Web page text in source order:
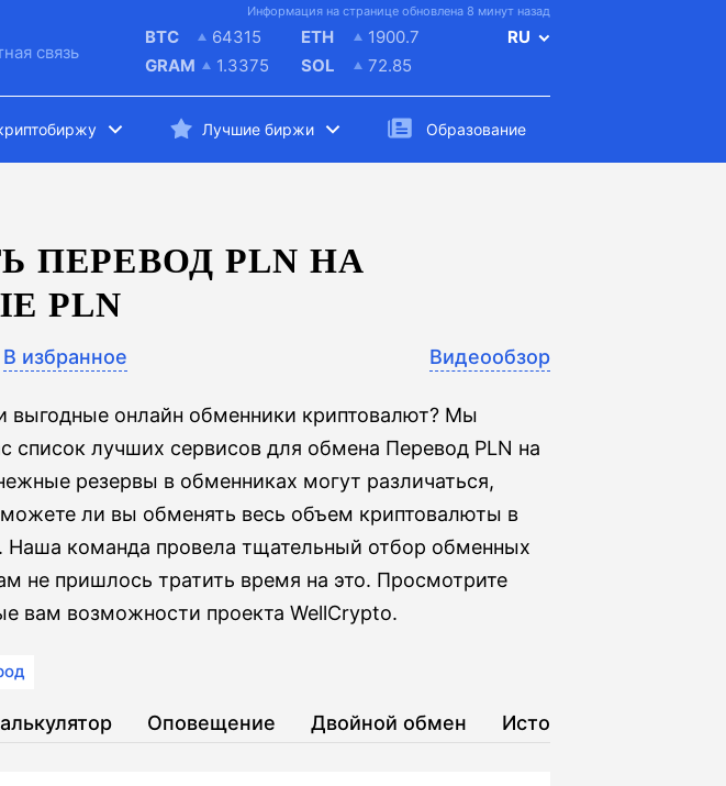
Информация на странице обновлена 8 минут назад
связь
BTC
64315
GRAM
1.3375
ETH
1900.7
SOL
72.85
RU
Лучшие биржи Образование
ПЕРЕВОД PLN НА
PLN
В избранное Видеообзор
выгодные онлайн обменники криптовалют? Мы
список лучших сервисов для обмена Перевод PLN на
резервы в обменниках могут различаться,
ли вы обменять весь объем криптовалюты в
Наша команда провела тщательный отбор обменных
не пришлось тратить время на это. Просмотрите
вам возможности проекта WellCrypto.
Оповещение Двойной обмен История